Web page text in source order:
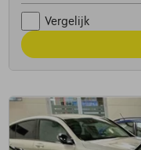
Vergelijk